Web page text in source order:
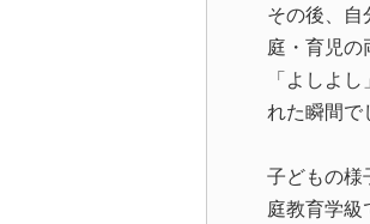
その後、自
庭・育児
「よしよ
れた瞬間で
子どもの様
庭教育学級